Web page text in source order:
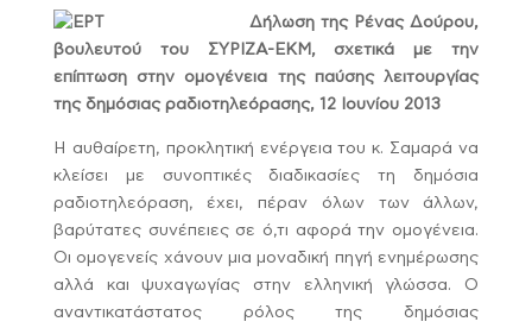
Δήλωση της Ρένας Δούρου,
βουλευτού του ΣΥΡΙΖΑ-ΕΚΜ, σχετικά με την
επίπτωση στην ομογένεια της παύσης λειτουργίας
της δημόσιας ραδιοτηλεόρασης, 12 Ιουνίου 2013
Η αυθαίρετη, προκλητική ενέργεια του κ. Σαμαρά να
κλείσει με συνοπτικές διαδικασίες τη δημόσια
ραδιοτηλεόραση, έχει, πέραν όλων των άλλων,
βαρύτατες συνέπειες σε ό,τι αφορά την ομογένεια.
Οι ομογενείς χάνουν μια μοναδική πηγή ενημέρωσης
αλλά και ψυχαγωγίας στην ελληνική γλώσσα. Ο
αναντικατάστατος ρόλος της δημόσιας